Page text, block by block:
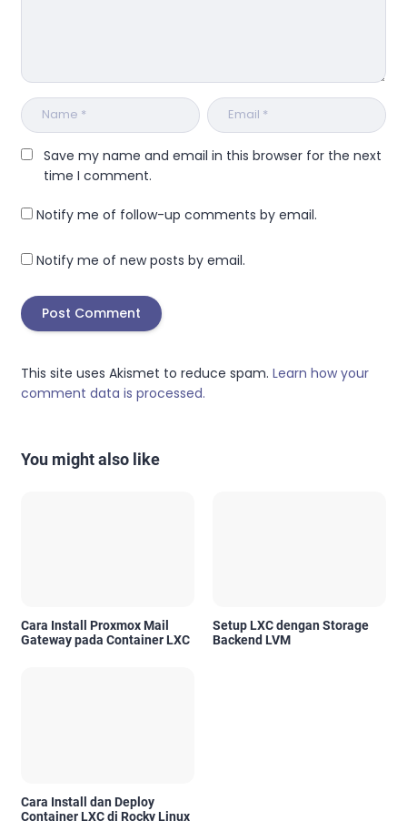
Save my name and email in this browser for the next
time I comment.
Notify me of follow-up comments by email.
Notify me of new posts by email.
This site uses Akismet to reduce spam. Learn how your
comment data is processed.
You might also like
Cara Install Proxmox Mail
Gateway pada Container LXC
Setup LXC dengan Storage
Backend LVM
Cara Install dan Deploy
Container LXC di Rocky Linux